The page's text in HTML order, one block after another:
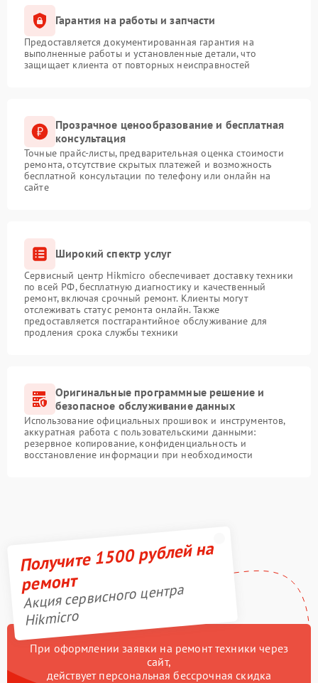
Гарантия на работы и запчасти
Предоставляется документированная гарантия на
выполненные работы и установленные детали, что
защищает клиента от повторных неисправностей
Прозрачное ценообразование и бесплатная
консультация
Точные прайс-листы, предварительная оценка стоимости
ремонта, отсутствие скрытых платежей и возможность
бесплатной консультации по телефону или онлайн на
сайте
Широкий спектр услуг
Сервисный центр Hikmicro обеспечивает доставку техники
по всей РФ, бесплатную диагностику и качественный
ремонт, включая срочный ремонт. Клиенты могут
отслеживать статус ремонта онлайн. Также
предоставляется постгарантийное обслуживание для
продления срока службы техники
Оригинальные программные решение и
безопасное обслуживание данных
Использование официальных прошивок и инструментов,
аккуратная работа с пользовательскими данными:
резервное копирование, конфиденциальность и
восстановление информации при необходимости
Получите 1500 рублей на
ремонт
Акция сервисного центра
Hikmicro
При оформлении заявки на ремонт техники через
сайт,
действует персональная бессрочная скидка